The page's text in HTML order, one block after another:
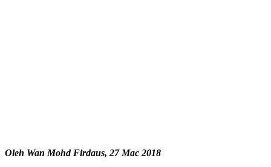
Oleh Wan Mohd Firdaus, 27 Mac 2018